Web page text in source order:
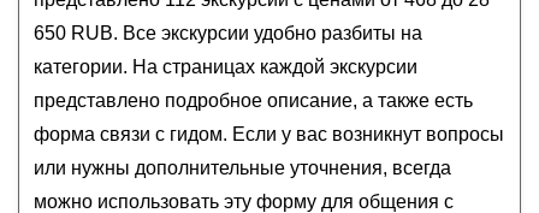
в горах
Заповедник «Столбы» — красивейшая природа
окрестностей Красноярска
Красноярская ГЭС, Столбы и панорама города
650 RUB. Все экскурсии удобно разбиты на
категории. На страницах каждой экскурсии
представлено подробное описание, а также есть
форма связи с гидом. Если у вас возникнут вопросы
или нужны дополнительные уточнения, всегда
можно использовать эту форму для общения с